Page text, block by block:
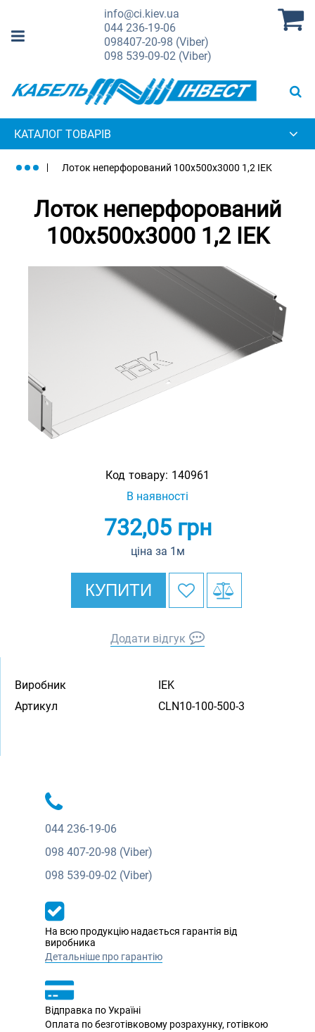
info@ci.kiev.ua
044236-19-06
098407-20-98 (Viber)
098 539-09-02 (Viber)
КАТАЛОГ ТОВАРІВ
Лоток неперфорований 100x500x3000 1,2 IEK
Лоток неперфорований
100x500x3000 1,2 IEK
Код товару: 140961
В наявності
732,05грн
ціна за 1м
КУПИТИ
Додати відгук
Виробник
IEK
Артикул
CLN10-100-500-3
044 236-19-06
098 407-20-98 (Viber)
098 539-09-02 (Viber)
На всю продукцію надається гарантія від
виробника
Детальніше про гарантію
Відправка по Україні
Оплата по безготівковому розрахунку, готівкою